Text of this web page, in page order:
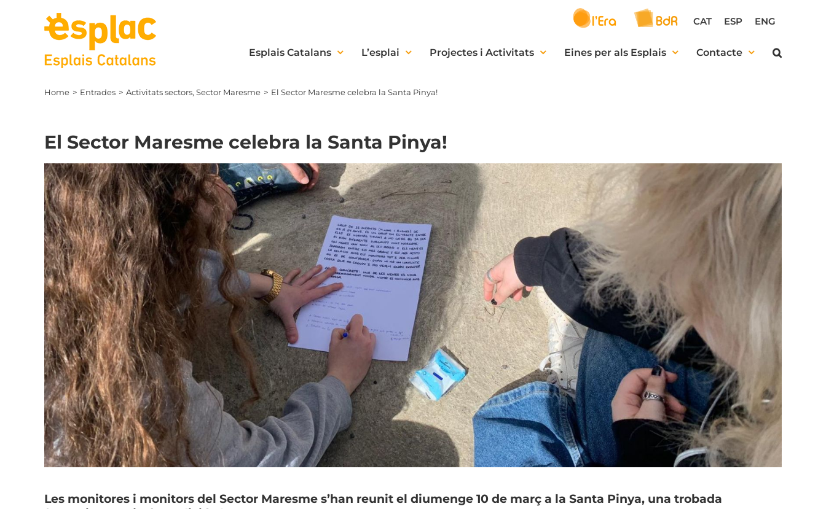
CAT ESP ENG
Esplais Catalans L’esplai Projectes i Activitats Eines per als Esplais Contacte
Home Entrades Activitats sectors Sector Maresme El Sector Maresme celebra la Santa Pinya!
El Sector Maresme celebra la Santa Pinya!
View
Larger
Image
Les monitores i monitors del Sector Maresme s’han reunit el diumenge 10 de març a la Santa Pinya, una trobada